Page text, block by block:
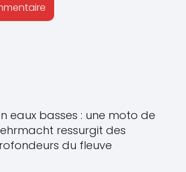
eaux basses : une moto de
ressurgit des
du fleuve